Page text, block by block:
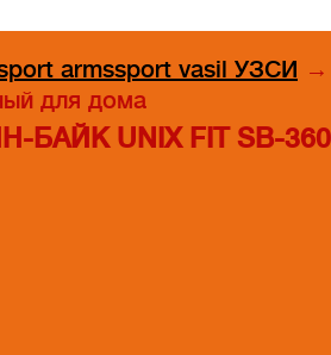
armssport vasil УЗСИ →
для дома
БАЙК UNIX FIT SB-